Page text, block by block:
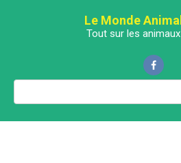
Le Monde Animal
Tout sur les animaux
Поиск: